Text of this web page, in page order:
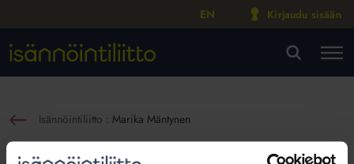
EN Kirjaudu sisään
Isännöintiliitto : Marika Mäntynen
Marika Mäntynen